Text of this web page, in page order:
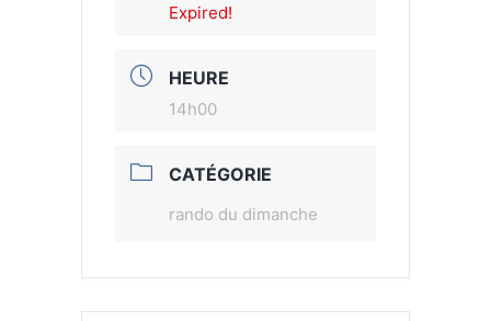
Expired!
HEURE
14h00
CATÉGORIE
rando du dimanche